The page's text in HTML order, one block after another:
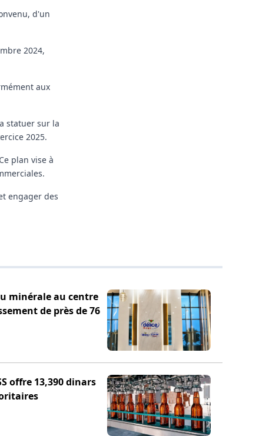
d'un
2024,
aux
statuer sur la
2025.
plan vise à
engager des
minérale au centre
de près de 76
offre 13,390 dinars